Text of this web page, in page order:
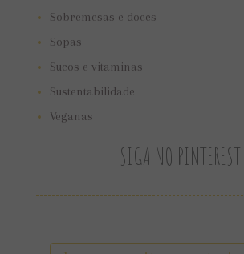
Sobremesas e doces
Sopas
Sucos e vitaminas
Sustentabilidade
Veganas
SIGA NO PINTEREST